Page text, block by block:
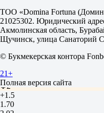
Тотал
Б
М
34.5
1.83
Ф1
Ф2
+1.5
1.70
ТОО «Domina Fortuna
21025302. Юридический
Акмолинская область,
Щучинск, улица Санаторий
© Букмекерская контора
21+
Полная версия сайта